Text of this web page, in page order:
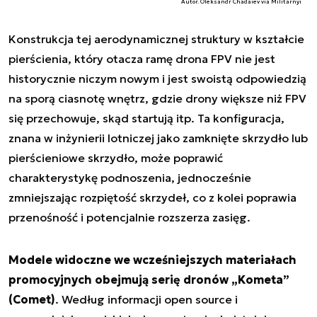
Konstrukcja tej aerodynamicznej struktury w kształcie
pierścienia, który otacza ramę drona FPV nie jest
historycznie niczym nowym i jest swoistą odpowiedzią
na sporą ciasnotę wnętrz, gdzie drony większe niż FPV
się przechowuje, skąd startują itp. Ta konfiguracja,
znana w inżynierii lotniczej jako zamknięte skrzydło lub
pierścieniowe skrzydło, może poprawić
charakterystykę podnoszenia, jednocześnie
zmniejszając rozpiętość skrzydeł, co z kolei poprawia
przenośność i potencjalnie rozszerza zasięg.
Modele widoczne we wcześniejszych materiałach
promocyjnych obejmują serię dronów „Kometa”
(Comet). Według informacji open source i